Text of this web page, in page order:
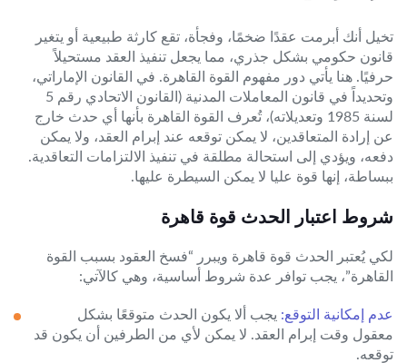
تخيل أنك أبرمت عقدًا ضخمًا، وفجأة، تقع كارثة طبيعية أو يتغير
قانون حكومي بشكل جذري، مما يجعل تنفيذ العقد مستحيلاً
حرفيًا. هنا يأتي دور مفهوم القوة القاهرة. في القانون الإماراتي،
وتحديداً في قانون المعاملات المدنية (القانون الاتحادي رقم 5
لسنة 1985 وتعديلاته)، تُعرف القوة القاهرة بأنها أي حدث خارج
عن إرادة المتعاقدين، لا يمكن توقعه عند إبرام العقد، ولا يمكن
دفعه، ويؤدي إلى استحالة مطلقة في تنفيذ الالتزامات التعاقدية.
ببساطة، إنها قوة عليا لا يمكن السيطرة عليها.
شروط اعتبار الحدث قوة قاهرة
لكي يُعتبر الحدث قوة قاهرة ويبرر “فسخ العقود بسبب القوة
القاهرة”، يجب توافر عدة شروط أساسية، وهي كالآتي:
عدم إمكانية التوقع: يجب ألا يكون الحدث متوقعًا بشكل
معقول وقت إبرام العقد. لا يمكن لأي من الطرفين أن يكون قد
توقعه.